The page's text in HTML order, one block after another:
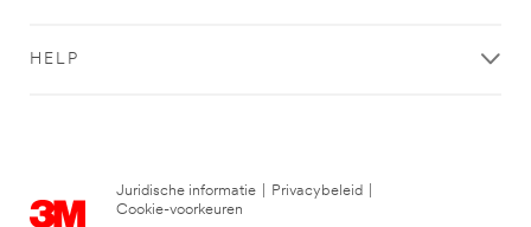
HELP
Juridische informatie Privacybeleid
Cookie-voorkeuren